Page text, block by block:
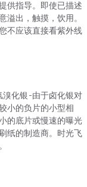
供指导。即使已描述
溢出，触摸，饮用。
不应该直接看紫外线
溴化银-由于卤化银对
小的负片的小型相
的底片或慢速的曝光
纸的制造商。时光飞